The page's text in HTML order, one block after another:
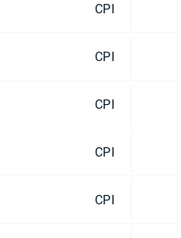
CPI
CPI
CPI
CPI
CPI